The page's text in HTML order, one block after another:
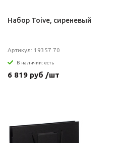
Набор Toive, сиреневый
Артикул: 19357.70
В наличии: есть
6 819 руб /шт